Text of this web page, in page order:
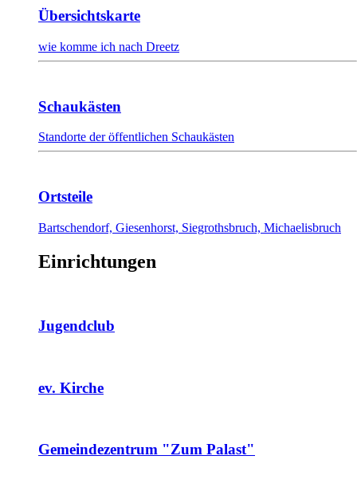
Übersichtskarte
wie komme ich nach Dreetz
Schaukästen
Standorte der öffentlichen Schaukästen
Ortsteile
Bartschendorf, Giesenhorst, Siegrothsbruch, Michaelisbruch
Einrichtungen
Jugendclub
ev. Kirche
Gemeindezentrum "Zum Palast"